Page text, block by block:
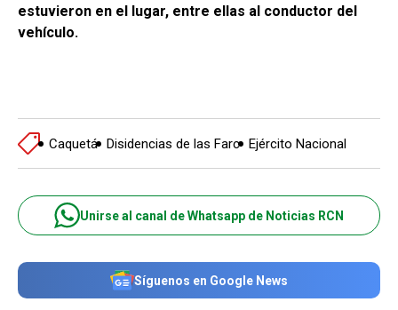
estuvieron en el lugar, entre ellas al conductor del
vehículo.
Caquetá Disidencias de las Farc Ejército Nacional
Unirse al canal de Whatsapp de Noticias RCN
Síguenos en Google News